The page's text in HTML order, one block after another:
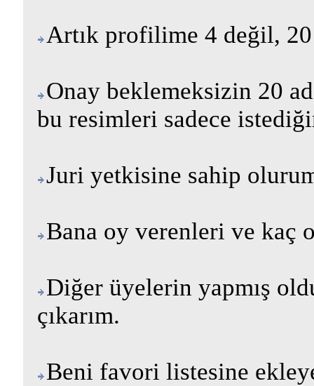
Artık profilime 4 değil,
Onay beklemeksizin 20
bu resimleri sadece
Juri yetkisine sahip
Bana oy verenleri ve
Diğer üyelerin yapmış
çıkarım.
Beni favori listesine